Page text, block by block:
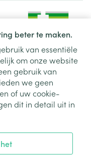
beter te maken.
van essentiële
om onze website
gebruik van
we geen
of uw cookie-
dit in detail uit in